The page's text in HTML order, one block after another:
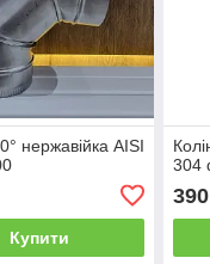
нержавійка AISI
Купити
304
390